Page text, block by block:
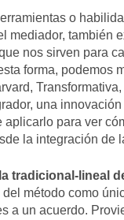
o
mediador, también
nos sirven para
forma, podemos
una
aplicarlo para ver
la integración de
tradicional-lineal
del método como
a un acuerdo.